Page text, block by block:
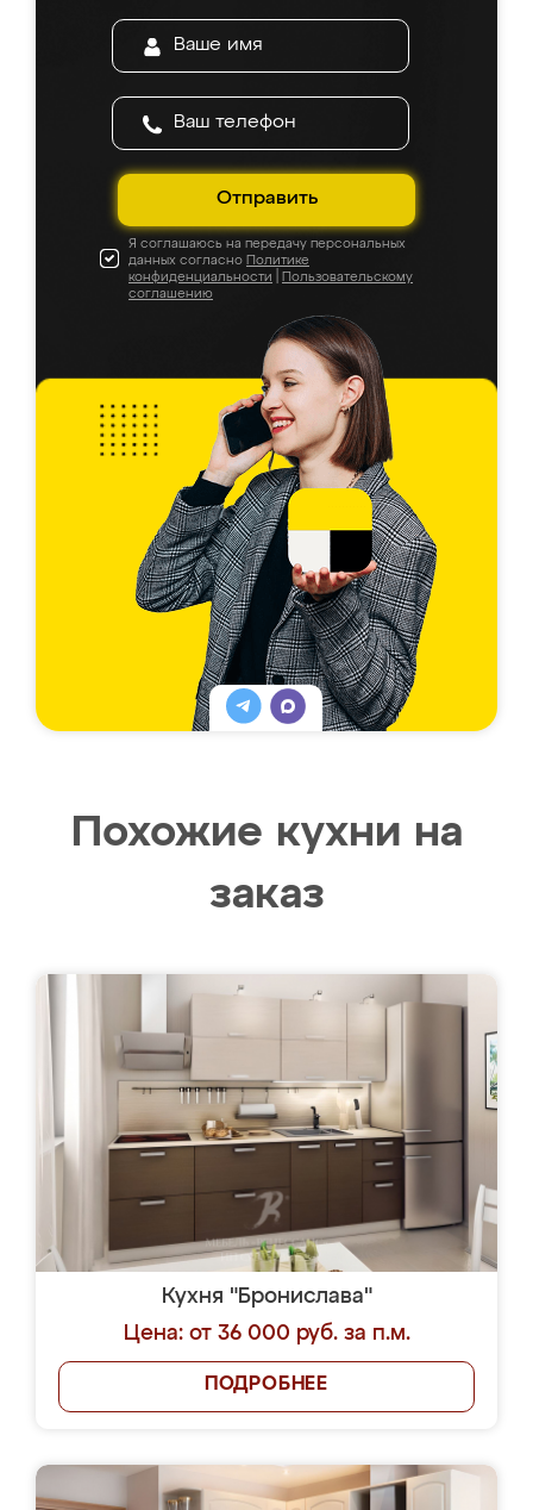
Отправить
Я соглашаюсь на передачу персональных
данных согласно Политике
конфиденциальности
Пользовательскому
соглашению
Похожие кухни на
заказ
Кухня "Бронислава"
Цена: от 36 000 руб. за п.м.
ПОДРОБНЕЕ